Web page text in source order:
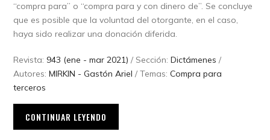
“compra para” o “compra para y con dinero de”. Se concluye
que es posible que la voluntad del otorgante, en el caso,
haya sido realizar una donación diferida.
Revista: 943 (ene - mar 2021) / Sección:Dictámenes /
Autores:MIRKIN - Gastón Ariel / Temas:Compra para
terceros
CONTINUAR LEYENDO